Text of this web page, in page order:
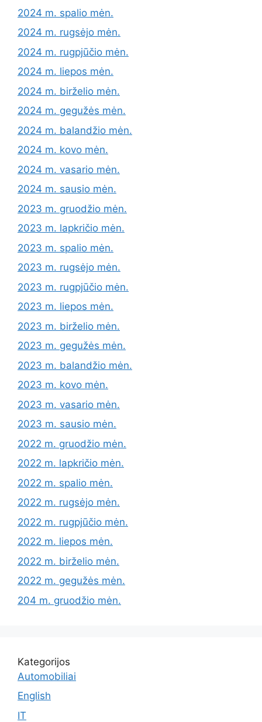
2024 m. spalio mėn.
2024 m. rugsėjo mėn.
2024 m. rugpjūčio mėn.
2024 m. liepos mėn.
2024 m. birželio mėn.
2024 m. gegužės mėn.
2024 m. balandžio mėn.
2024 m. kovo mėn.
2024 m. vasario mėn.
2024 m. sausio mėn.
2023 m. gruodžio mėn.
2023 m. lapkričio mėn.
2023 m. spalio mėn.
2023 m. rugsėjo mėn.
2023 m. rugpjūčio mėn.
2023 m. liepos mėn.
2023 m. birželio mėn.
2023 m. gegužės mėn.
2023 m. balandžio mėn.
2023 m. kovo mėn.
2023 m. vasario mėn.
2023 m. sausio mėn.
2022 m. gruodžio mėn.
2022 m. lapkričio mėn.
2022 m. spalio mėn.
2022 m. rugsėjo mėn.
2022 m. rugpjūčio mėn.
2022 m. liepos mėn.
2022 m. birželio mėn.
2022 m. gegužės mėn.
204 m. gruodžio mėn.
Kategorijos
Automobiliai
English
IT